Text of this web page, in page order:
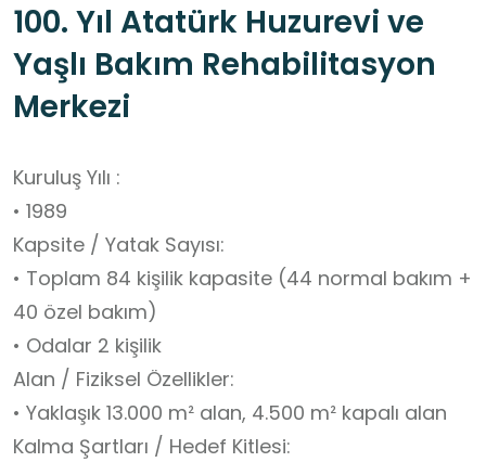
100. Yıl Atatürk Huzurevi ve
Yaşlı Bakım Rehabilitasyon
Merkezi
Kuruluş Yılı :
• 1989
Kapsite / Yatak Sayısı:
• Toplam 84 kişilik kapasite (44 normal bakım +
40 özel bakım)
• Odalar 2 kişilik
Alan / Fiziksel Özellikler:
• Yaklaşık 13.000 m² alan, 4.500 m² kapalı alan
Kalma Şartları / Hedef Kitlesi: